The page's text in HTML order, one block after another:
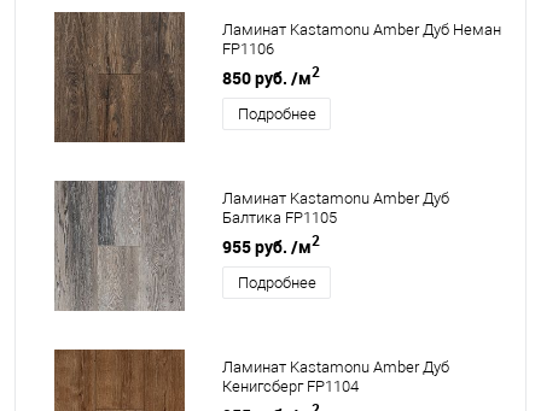
Ламинат Kastamonu Amber Дуб Неман
FP1106
850 руб. /м2
Подробнее
Ламинат Kastamonu Amber Дуб
Балтика FP1105
955 руб. /м2
Подробнее
Ламинат Kastamonu Amber Дуб
Кенигсберг FP1104